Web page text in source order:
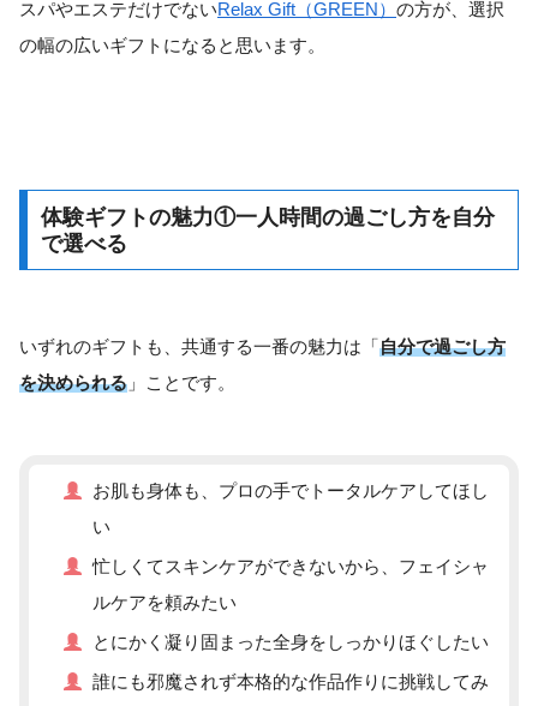
スパやエステだけでないRelax Gift（GREEN） の方が、選択
の幅の広いギフトになると思います。
体験ギフトの魅力①一人時間の過ごし方を自分
で選べる
いずれのギフトも、共通する一番の魅力は「自分で過ごし方
を決められる 」ことです。
お肌も身体も、プロの手でトータルケアしてほし
い
忙しくてスキンケアができないから、フェイシャ
ルケアを頼みたい
とにかく凝り固まった全身をしっかりほぐしたい
誰にも邪魔されず本格的な作品作りに挑戦してみ